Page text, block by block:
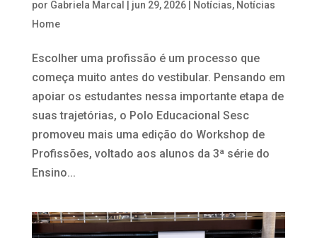
por Gabriela Marcal jun 29, 2026| Notícias, Notícias
Home
Escolher uma profissão é um processo que
começa muito antes do vestibular. Pensando em
apoiar os estudantes nessa importante etapa de
suas trajetórias, o Polo Educacional Sesc
promoveu mais uma edição do Workshop de
Profissões, voltado aos alunos da 3ª série do
Ensino...